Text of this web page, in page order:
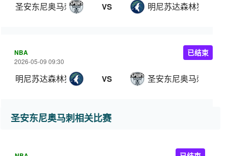
圣安东尼奥马刺 VS 明尼苏达森林狼
NBA
2026-05-09 09:30
明尼苏达森林狼 VS 圣安东尼奥马刺
已结束
圣安东尼奥马刺相关比赛